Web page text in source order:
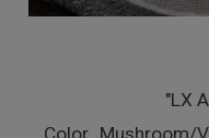
"LX
Color_Mushroom/